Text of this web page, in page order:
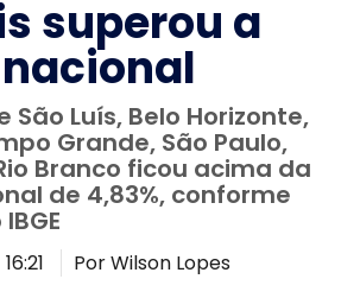
superou a
São Luís, Belo Horizonte,
Grande, São Paulo,
Branco ficou acima da
de 4,83%, conforme
Por Wilson Lopes